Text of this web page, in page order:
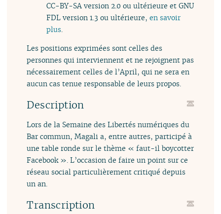
CC-BY-SA version 2.0 ou ultérieure et GNU
FDL version 1.3 ou ultérieure,en savoir
plus.
Les positions exprimées sont celles des
personnes qui interviennent et ne rejoignent pas
nécessairement celles de l’April, qui ne sera en
aucun cas tenue responsable de leurs propos.
Description
Lors de la Semaine des Libertés numériques du
Bar commun, Magali a, entre autres, participé à
une table ronde sur le thème « faut-il boycotter
Facebook ». L’occasion de faire un point sur ce
réseau social particulièrement critiqué depuis
un an.
Transcription